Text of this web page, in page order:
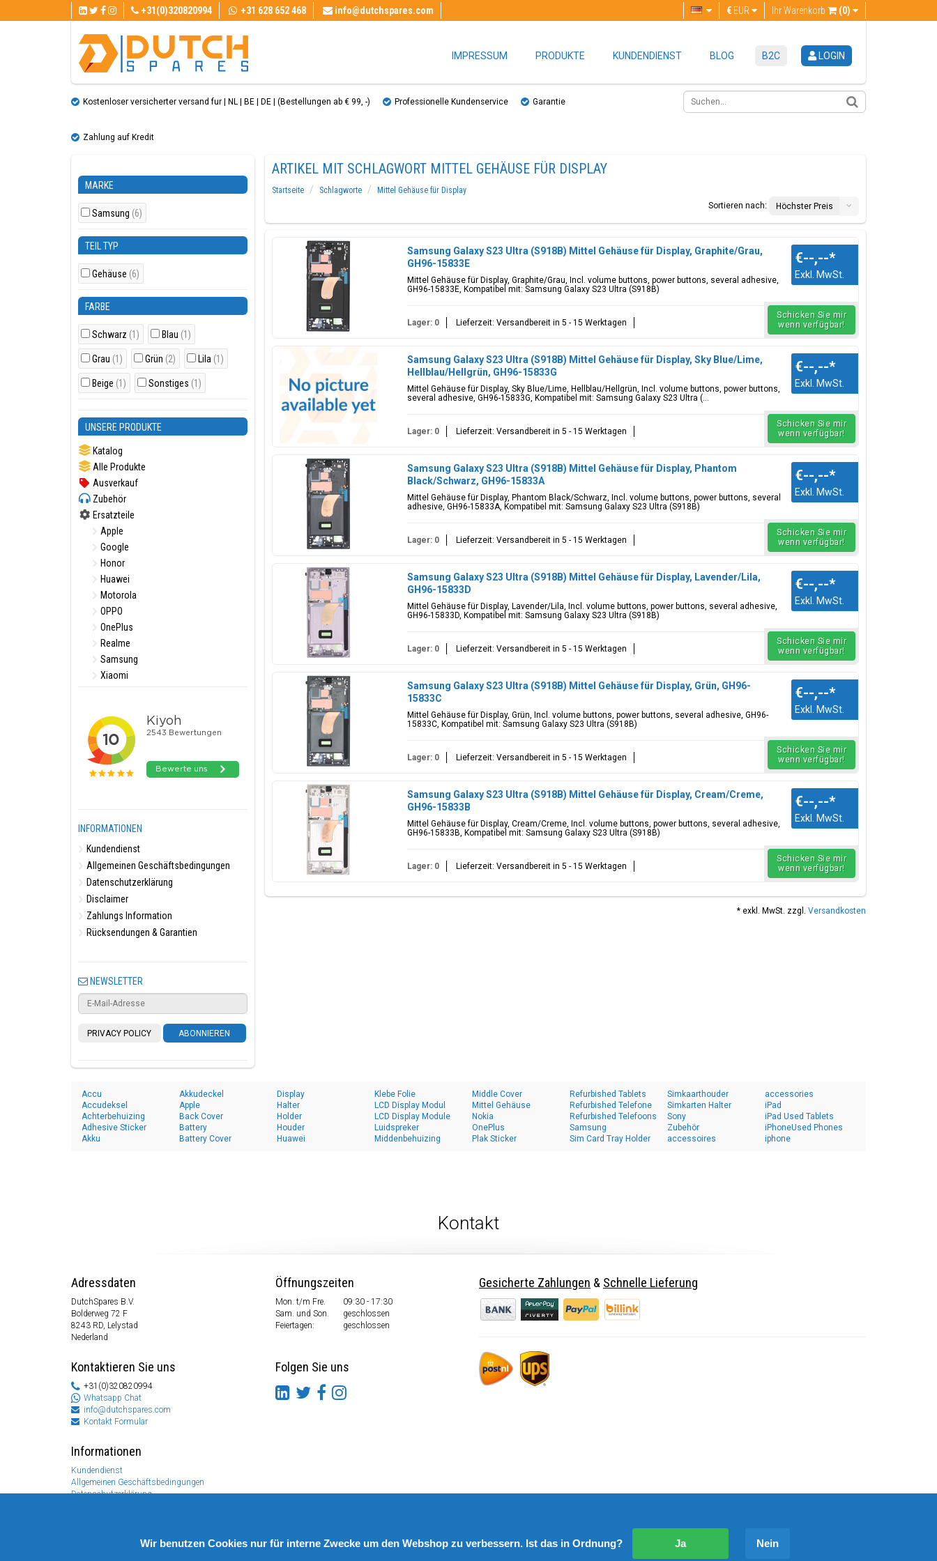
+31(0)320820994 +31 628 652 468 info@dutchspares.com Ihr Warenkorb (0)
€ EUR
IMPRESSUM PRODUKTE KUNDENDIENST BLOG B2C LOGIN
Kostenloser versicherter versand fur | NL | BE | DE | (Bestellungen ab € 99, ​​-) Professionelle Kundenservice Garantie
Zahlung auf Kredit
MARKE
Samsung (6)
TEIL TYP
Gehäuse (6)
FARBE
Schwarz (1) Blau (1)
Grau (1) Grün (2) Lila (1)
Beige (1) Sonstiges (1)
UNSERE PRODUKTE
Katalog
Alle Produkte
Ausverkauf
Zubehör
Ersatzteile
Apple
Google
Honor
Huawei
Motorola
OPPO
OnePlus
Realme
Samsung
Xiaomi
INFORMATIONEN
Kundendienst
Allgemeinen Geschäftsbedingungen
Datenschutzerklärung
Disclaimer
Zahlungs Information
Rücksendungen & Garantien
NEWSLETTER
PRIVACY POLICY ABONNIEREN
ARTIKEL MIT SCHLAGWORT MITTEL GEHÄUSE FÜR DISPLAY
Startseite Schlagworte
Mittel Gehäuse für Display
Sortieren nach:
Höchster Preis
Samsung Galaxy S23 Ultra (S918B) Mittel Gehäuse für Display, Graphite/Grau,
GH96-15833E
Mittel Gehäuse für Display, Graphite/Grau, Incl. volume buttons, power buttons, several adhesive,
GH96-15833E, Kompatibel mit: Samsung Galaxy S23 Ultra (S918B)
€--,--*
Exkl. MwSt.
Lager: 0 Lieferzeit: Versandbereit in 5 - 15 Werktagen
Schicken Sie mir
wenn verfügbar!
Samsung Galaxy S23 Ultra (S918B) Mittel Gehäuse für Display, Sky Blue/Lime,
Hellblau/Hellgrün, GH96-15833G
Mittel Gehäuse für Display, Sky Blue/Lime, Hellblau/Hellgrün, Incl. volume buttons, power buttons,
several adhesive, GH96-15833G, Kompatibel mit: Samsung Galaxy S23 Ultra (...
€--,--*
Exkl. MwSt.
Lager: 0 Lieferzeit: Versandbereit in 5 - 15 Werktagen
Schicken Sie mir
wenn verfügbar!
Samsung Galaxy S23 Ultra (S918B) Mittel Gehäuse für Display, Phantom
Black/Schwarz, GH96-15833A
Mittel Gehäuse für Display, Phantom Black/Schwarz, Incl. volume buttons, power buttons, several
adhesive, GH96-15833A, Kompatibel mit: Samsung Galaxy S23 Ultra (S918B)
€--,--*
Exkl. MwSt.
Lager: 0 Lieferzeit: Versandbereit in 5 - 15 Werktagen
Schicken Sie mir
wenn verfügbar!
Samsung Galaxy S23 Ultra (S918B) Mittel Gehäuse für Display, Lavender/Lila,
GH96-15833D
Mittel Gehäuse für Display, Lavender/Lila, Incl. volume buttons, power buttons, several adhesive,
GH96-15833D, Kompatibel mit: Samsung Galaxy S23 Ultra (S918B)
€--,--*
Exkl. MwSt.
Lager: 0 Lieferzeit: Versandbereit in 5 - 15 Werktagen
Schicken Sie mir
wenn verfügbar!
Samsung Galaxy S23 Ultra (S918B) Mittel Gehäuse für Display, Grün, GH96-
15833C
Mittel Gehäuse für Display, Grün, Incl. volume buttons, power buttons, several adhesive, GH96-
15833C, Kompatibel mit: Samsung Galaxy S23 Ultra (S918B)
€--,--*
Exkl. MwSt.
Lager: 0 Lieferzeit: Versandbereit in 5 - 15 Werktagen
Schicken Sie mir
wenn verfügbar!
Samsung Galaxy S23 Ultra (S918B) Mittel Gehäuse für Display, Cream/Creme,
GH96-15833B
Mittel Gehäuse für Display, Cream/Creme, Incl. volume buttons, power buttons, several adhesive,
GH96-15833B, Kompatibel mit: Samsung Galaxy S23 Ultra (S918B)
€--,--*
Exkl. MwSt.
Lager: 0 Lieferzeit: Versandbereit in 5 - 15 Werktagen
Schicken Sie mir
wenn verfügbar!
* exkl. MwSt. zzgl. Versandkosten
Accu
Accudeksel
Achterbehuizing
Adhesive Sticker
Akku
Akkudeckel
Apple
Back Cover
Battery
Battery Cover
Display
Halter
Holder
Houder
Huawei
Klebe Folie
LCD Display Modul
LCD Display Module
Luidspreker
Middenbehuizing
Middle Cover
Mittel Gehäuse
Nokia
OnePlus
Plak Sticker
Refurbished Tablets
Refurbished Telefone
Refurbished Telefoons
Samsung
Sim Card Tray Holder
Simkaarthouder
Simkarten Halter
Sony
Zubehör
accessoires
accessories
iPad
iPad Used Tablets
iPhoneUsed Phones
iphone
Kontakt
Adressdaten
DutchSpares B.V.
Bolderweg 72 F
8243 RD, Lelystad
Nederland
Kontaktieren Sie uns
+31(0)320820994
Whatsapp Chat
info@dutchspares.com
Kontakt Formular
Informationen
Kundendienst
Allgemeinen Geschäftsbedingungen
Datenschutzerklärung
Öffnungszeiten
Mon. t/m Fre.
09:30 - 17:30
Sam. und Son.
geschlossen
Feiertagen:
geschlossen
Folgen Sie uns
Gesicherte Zahlungen & Schnelle Lieferung
Wir benutzen Cookies nur für interne Zwecke um den Webshop zu verbessern. Ist das in Ordnung? Ja Nein